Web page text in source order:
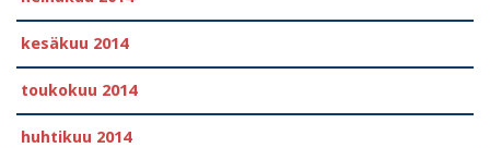
kesäkuu 2014
toukokuu 2014
huhtikuu 2014